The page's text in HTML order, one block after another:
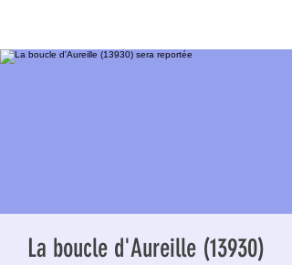
La boucle d'Aureille (13930)